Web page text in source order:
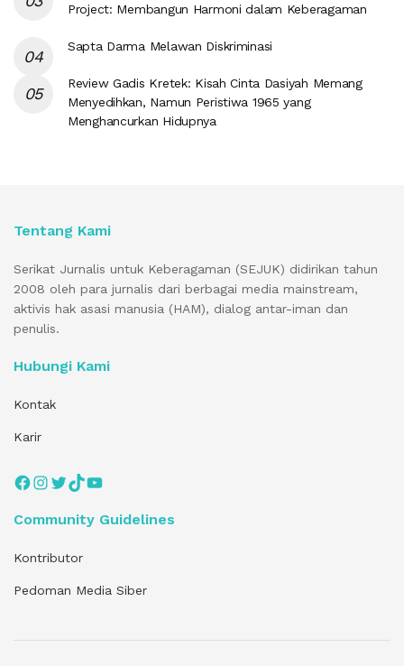
Project: Membangun Harmoni dalam Keberagaman
Sapta Darma Melawan Diskriminasi
Review Gadis Kretek: Kisah Cinta Dasiyah Memang
Menyedihkan, Namun Peristiwa 1965 yang
Menghancurkan Hidupnya
Tentang Kami
Serikat Jurnalis untuk Keberagaman (SEJUK) didirikan tahun
2008 oleh para jurnalis dari berbagai media mainstream,
aktivis hak asasi manusia (HAM), dialog antar-iman dan
penulis.
Hubungi Kami
Kontak
Karir
Facebook
Instagram
Twitter
TikTokYouTube
Community Guidelines
Kontributor
Pedoman Media Siber